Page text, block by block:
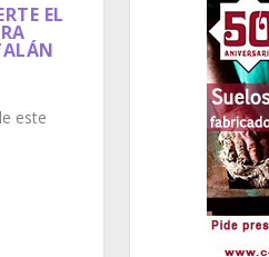
EL
este